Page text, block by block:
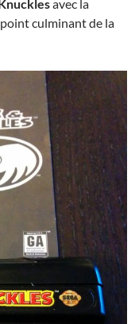
avec la
culminant de la